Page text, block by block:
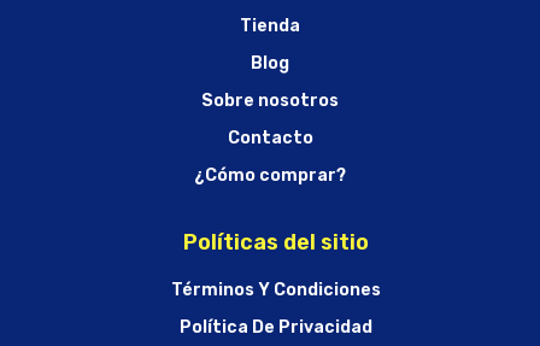
Tienda
Blog
Sobre nosotros
Contacto
¿Cómo comprar?
Políticas del sitio
Términos Y Condiciones
Política De Privacidad